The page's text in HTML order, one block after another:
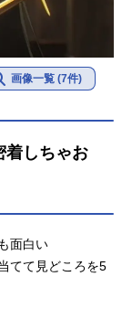
画像一覧 (7件)
着しちゃお
面白い
てて見どころを5